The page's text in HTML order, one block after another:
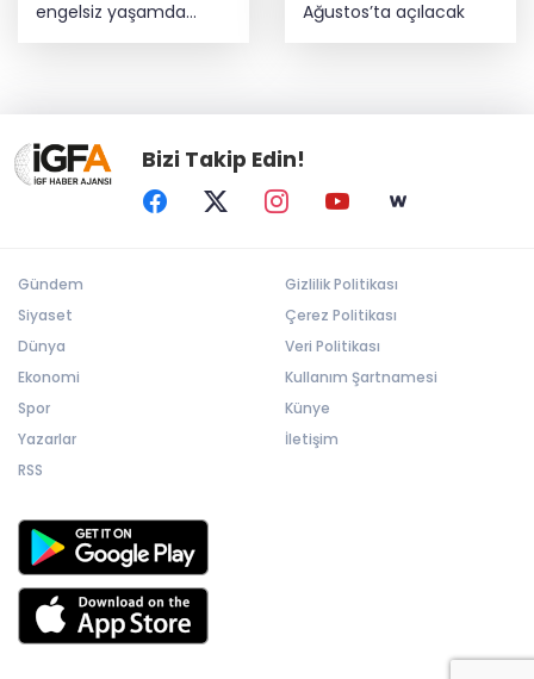
engelsiz yaşamda
Ağustos’ta açılacak
Bizi Takip Edin!
Gündem
Siyaset
Dünya
Ekonomi
Spor
Yazarlar
RSS
Gizlilik Politikası
Çerez Politikası
Veri Politikası
Kullanım Şartnamesi
Künye
İletişim